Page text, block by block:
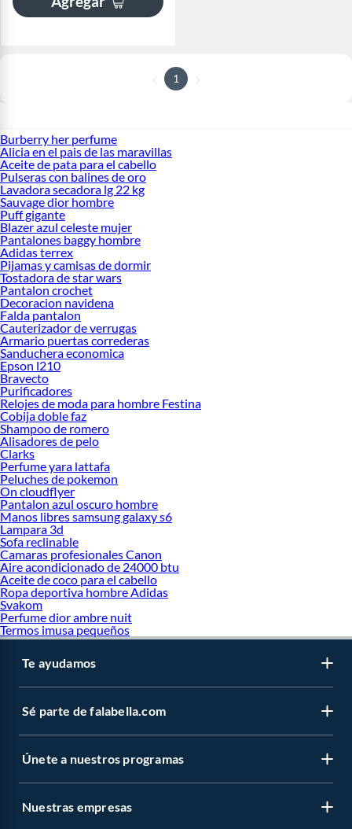
1
Burberry her perfume
Alicia en el pais de las maravillas
Aceite de pata para el cabello
Pulseras con balines de oro
Lavadora secadora lg 22 kg
Sauvage dior hombre
Puff gigante
Blazer azul celeste mujer
Pantalones baggy hombre
Adidas terrex
Pijamas y camisas de dormir
Tostadora de star wars
Pantalon crochet
Decoracion navidena
Falda pantalon
Cauterizador de verrugas
Armario puertas correderas
Sanduchera economica
Epson l210
Bravecto
Purificadores
Relojes de moda para hombre Festina
Cobija doble faz
Shampoo de romero
Alisadores de pelo
Clarks
Perfume yara lattafa
Peluches de pokemon
On cloudflyer
Pantalon azul oscuro hombre
Manos libres samsung galaxy s6
Lampara 3d
Sofa reclinable
Camaras profesionales Canon
Aire acondicionado de 24000 btu
Aceite de coco para el cabello
Ropa deportiva hombre Adidas
Svakom
Perfume dior ambre nuit
Termos imusa pequeños
Te ayudamos
Sé parte de falabella.com
Únete a nuestros programas
Nuestras empresas